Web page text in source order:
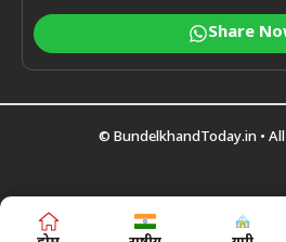
Share
© BundelkhandToday.in •